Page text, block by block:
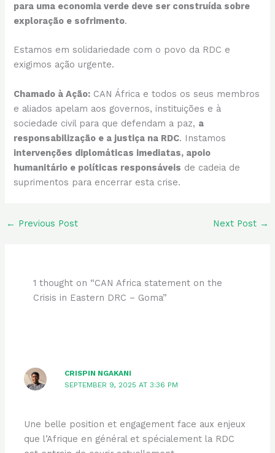
para uma economia verde deve ser construída sobre
exploração e sofrimento.
Estamos em solidariedade com o povo da RDC e
exigimos ação urgente.
Chamado à Ação: CAN África e todos os seus membros
e aliados apelam aos governos, instituições e à
sociedade civil para que defendam a paz, a
responsabilização e a justiça na RDC. Instamos
intervenções diplomáticas imediatas, apoio
humanitário e políticas responsáveis de cadeia de
suprimentos para encerrar esta crise.
← Previous Post Next Post →
1 thought on “CAN Africa statement on the
Crisis in Eastern DRC – Goma”
CRISPIN NGAKANI
SEPTEMBER 9, 2025 AT 3:36 PM
Une belle position et engagement face aux enjeux
que l’Afrique en général et spécialement la RDC